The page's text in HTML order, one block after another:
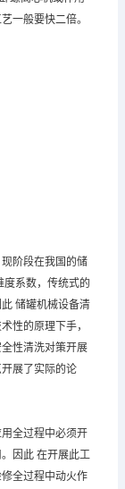
一般要快二倍。
阶段在我国的储
度系数，传统式的
储罐机械设备清
性的原理下手，
性清洗对策开展
展了实际的论
全过程中必须开
因此 在开展此工
全过程中动火作